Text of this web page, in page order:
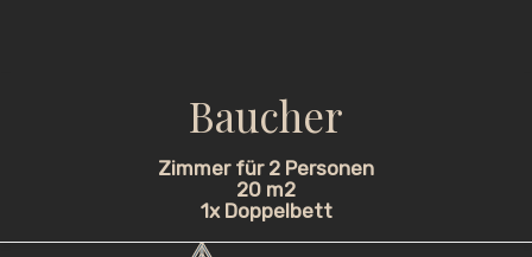
Baucher
Zimmer für 2 Personen
20 m2
1x Doppelbett